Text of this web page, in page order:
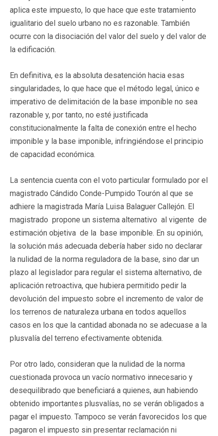
aplica este impuesto, lo que hace que este tratamiento
igualitario del suelo urbano no es razonable. También
ocurre con la disociación del valor del suelo y del valor de
la edificación.
En definitiva, es la absoluta desatención hacia esas
singularidades, lo que hace que el método legal, único e
imperativo de delimitación de la base imponible no sea
razonable y, por tanto, no esté justificada
constitucionalmente la falta de conexión entre el hecho
imponible y la base imponible, infringiéndose el principio
de capacidad económica.
La sentencia cuenta con el voto particular formulado por el
magistrado Cándido Conde-Pumpido Tourón al que se
adhiere la magistrada María Luisa Balaguer Callejón. El
magistrado propone un sistema alternativo al vigente de
estimación objetiva de la base imponible. En su opinión,
la solución más adecuada debería haber sido no declarar
la nulidad de la norma reguladora de la base, sino dar un
plazo al legislador para regular el sistema alternativo, de
aplicación retroactiva, que hubiera permitido pedir la
devolución del impuesto sobre el incremento de valor de
los terrenos de naturaleza urbana en todos aquellos
casos en los que la cantidad abonada no se adecuase a la
plusvalía del terreno efectivamente obtenida.
Por otro lado, consideran que la nulidad de la norma
cuestionada provoca un vacío normativo innecesario y
desequilibrado que beneficiará a quienes, aun habiendo
obtenido importantes plusvalías, no se verán obligados a
pagar el impuesto. Tampoco se verán favorecidos los que
pagaron el impuesto sin presentar reclamación ni